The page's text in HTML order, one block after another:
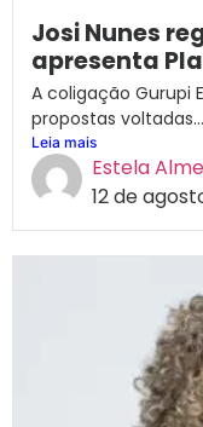
Josi Nunes
apresenta
A coligação Gurupi
propostas voltadas...
Leia mais
Estela
12 de